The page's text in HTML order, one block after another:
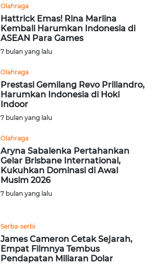
Olahraga
Hattrick Emas! Rina Marlina
Kembali Harumkan Indonesia di
ASEAN Para Games
7 bulan yang lalu
Olahraga
Prestasi Gemilang Revo Priliandro,
Harumkan Indonesia di Hoki
Indoor
7 bulan yang lalu
Olahraga
Aryna Sabalenka Pertahankan
Gelar Brisbane International,
Kukuhkan Dominasi di Awal
Musim 2026
7 bulan yang lalu
Serba-serbi
James Cameron Cetak Sejarah,
Empat Filmnya Tembus
Pendapatan Miliaran Dolar